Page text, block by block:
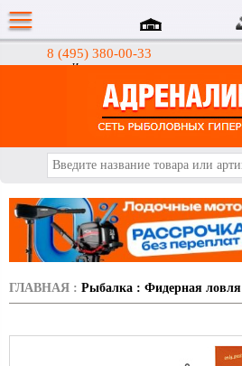
8 (495) 380-00-33
Интернет-магазин
ГЛАВНАЯ : Рыбалка : Фидерная ловля